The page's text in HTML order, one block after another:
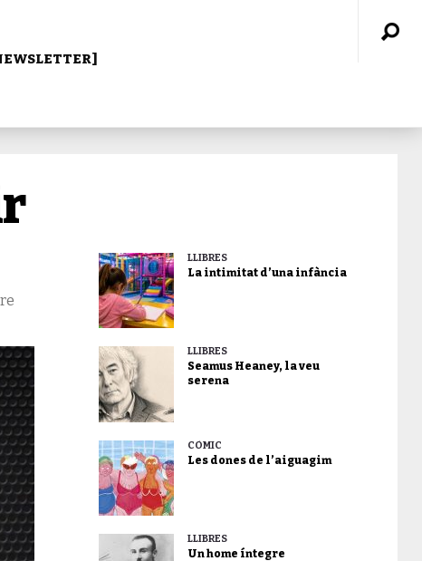
LLIBRES
La intimitat d’una infància
LLIBRES
Seamus Heaney, la veu
serena
CÒMIC
Les dones de l’aiguagim
LLIBRES
Un home íntegre